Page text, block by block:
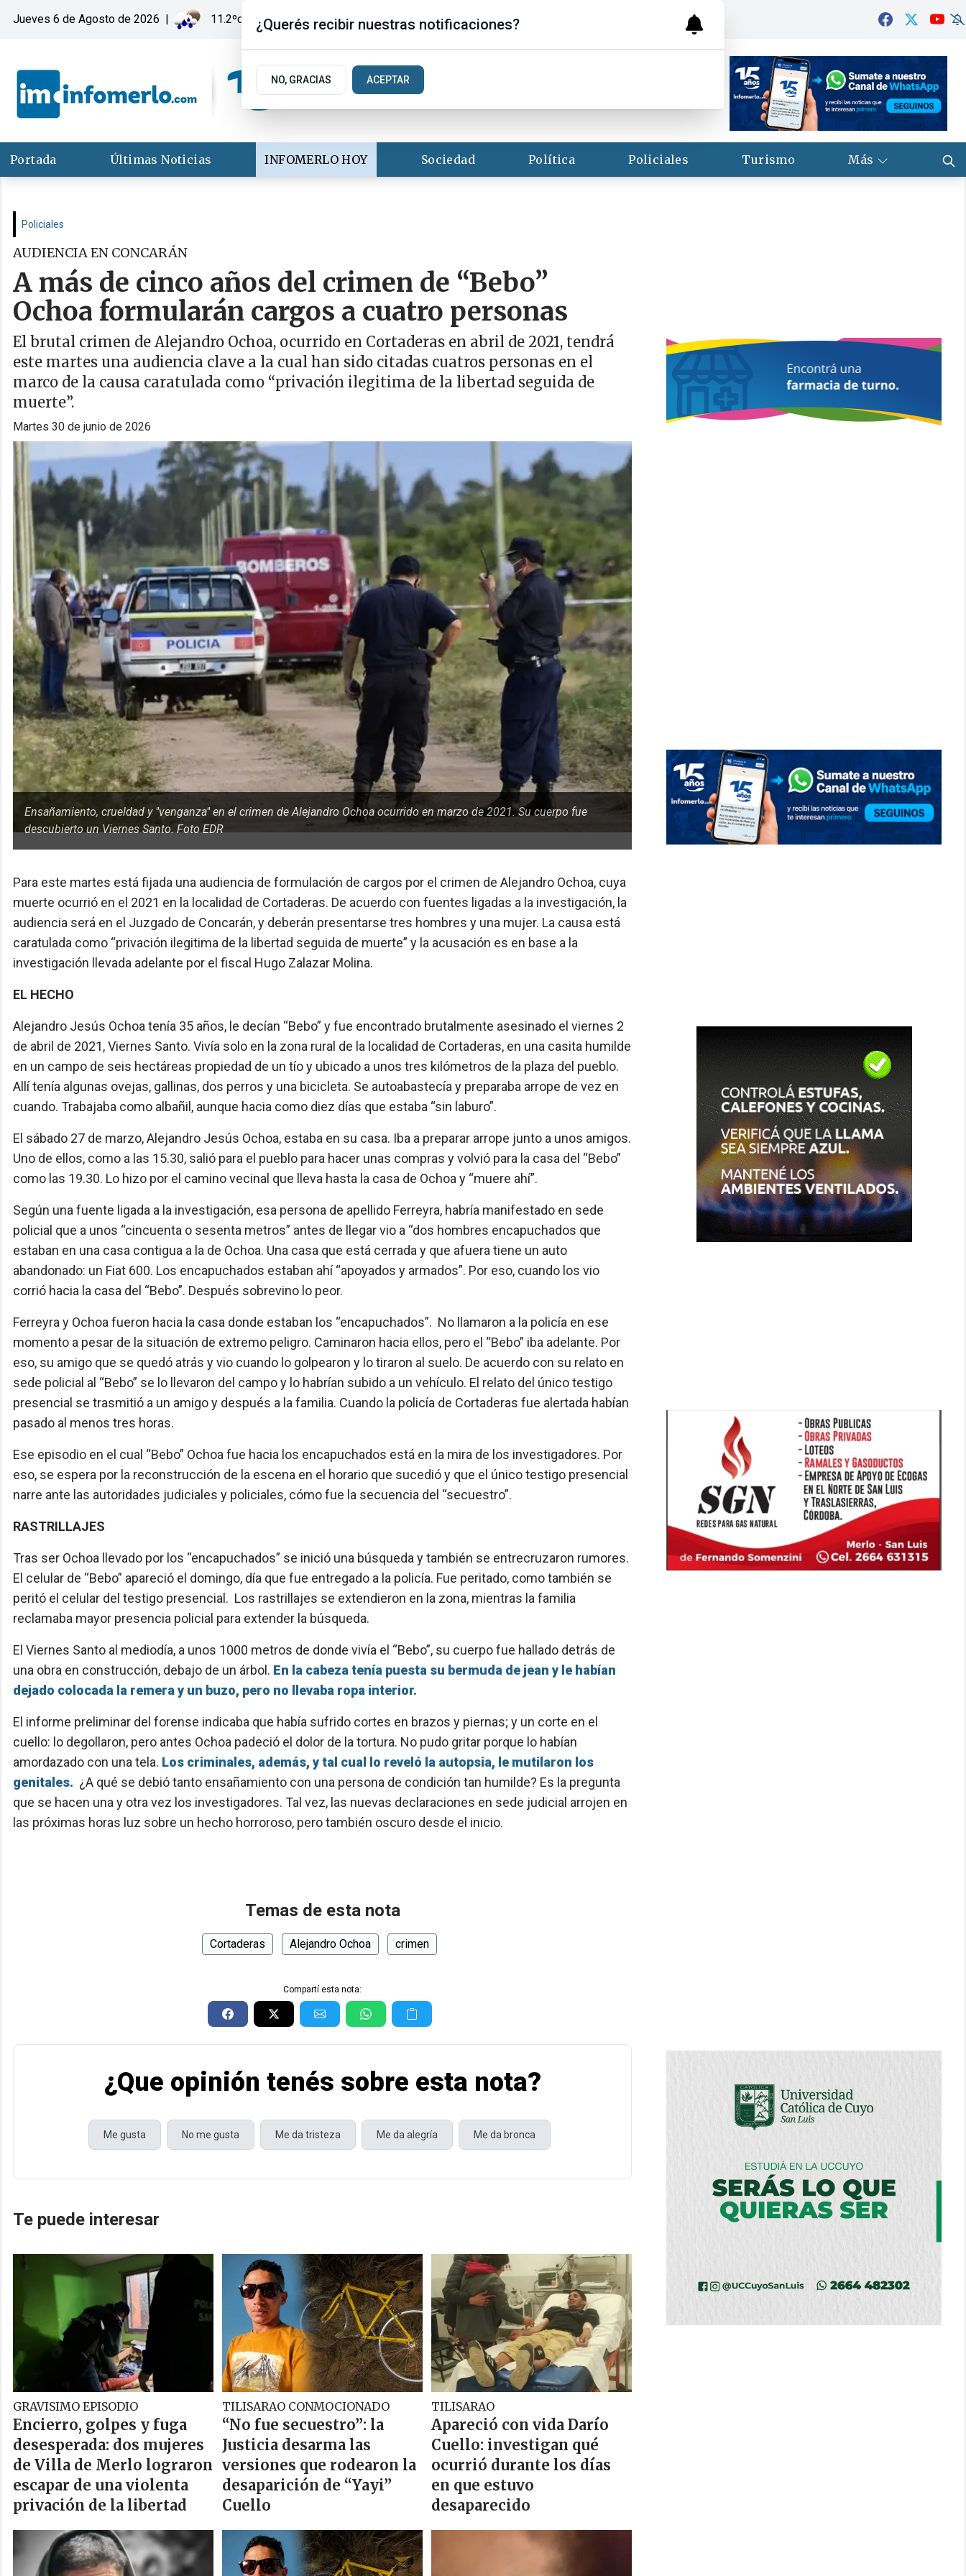
Jueves 6 de Agosto de 2026 | 11.2ºc | Merlo, San Luis
Portada Últimas Noticias INFOMERLO HOY Sociedad Política Policiales Turismo Más
Policiales
AUDIENCIA EN CONCARÁN
A más de cinco años del crimen de “Bebo”
Ochoa formularán cargos a cuatro personas
El brutal crimen de Alejandro Ochoa, ocurrido en Cortaderas en abril de 2021, tendrá
este martes una audiencia clave a la cual han sido citadas cuatros personas en el
marco de la causa caratulada como “privación ilegitima de la libertad seguida de
muerte”.
martes 30 de junio de 2026
Ensañamiento, crueldad y "venganza" en el crimen de Alejandro Ochoa ocurrido en marzo de 2021. Su cuerpo fue
descubierto un Viernes Santo. Foto EDR
Para este martes está fijada una audiencia de formulación de cargos por el crimen de Alejandro Ochoa, cuya
muerte ocurrió en el 2021 en la localidad de Cortaderas. De acuerdo con fuentes ligadas a la investigación, la
audiencia será en el Juzgado de Concarán, y deberán presentarse tres hombres y una mujer. La causa está
caratulada como “privación ilegitima de la libertad seguida de muerte” y la acusación es en base a la
investigación llevada adelante por el fiscal Hugo Zalazar Molina.
EL HECHO
Alejandro Jesús Ochoa tenía 35 años, le decían “Bebo” y fue encontrado brutalmente asesinado el viernes 2
de abril de 2021, Viernes Santo. Vivía solo en la zona rural de la localidad de Cortaderas, en una casita humilde
en un campo de seis hectáreas propiedad de un tío y ubicado a unos tres kilómetros de la plaza del pueblo.
Allí tenía algunas ovejas, gallinas, dos perros y una bicicleta. Se autoabastecía y preparaba arrope de vez en
cuando. Trabajaba como albañil, aunque hacia como diez días que estaba “sin laburo”.
El sábado 27 de marzo, Alejandro Jesús Ochoa, estaba en su casa. Iba a preparar arrope junto a unos amigos.
Uno de ellos, como a las 15.30, salió para el pueblo para hacer unas compras y volvió para la casa del “Bebo”
como las 19.30. Lo hizo por el camino vecinal que lleva hasta la casa de Ochoa y “muere ahí”.
Según una fuente ligada a la investigación, esa persona de apellido Ferreyra, habría manifestado en sede
policial que a unos “cincuenta o sesenta metros” antes de llegar vio a “dos hombres encapuchados que
estaban en una casa contigua a la de Ochoa. Una casa que está cerrada y que afuera tiene un auto
abandonado: un Fiat 600. Los encapuchados estaban ahí “apoyados y armados”. Por eso, cuando los vio
corrió hacia la casa del “Bebo”. Después sobrevino lo peor.
Ferreyra y Ochoa fueron hacia la casa donde estaban los “encapuchados”. No llamaron a la policía en ese
momento a pesar de la situación de extremo peligro. Caminaron hacia ellos, pero el “Bebo” iba adelante. Por
eso, su amigo que se quedó atrás y vio cuando lo golpearon y lo tiraron al suelo. De acuerdo con su relato en
sede policial al “Bebo” se lo llevaron del campo y lo habrían subido a un vehículo. El relato del único testigo
presencial se trasmitió a un amigo y después a la familia. Cuando la policía de Cortaderas fue alertada habían
pasado al menos tres horas.
Ese episodio en el cual “Bebo” Ochoa fue hacia los encapuchados está en la mira de los investigadores. Por
eso, se espera por la reconstrucción de la escena en el horario que sucedió y que el único testigo presencial
narre ante las autoridades judiciales y policiales, cómo fue la secuencia del “secuestro”.
RASTRILLAJES
Tras ser Ochoa llevado por los “encapuchados” se inició una búsqueda y también se entrecruzaron rumores.
El celular de “Bebo” apareció el domingo, día que fue entregado a la policía. Fue peritado, como también se
peritó el celular del testigo presencial. Los rastrillajes se extendieron en la zona, mientras la familia
reclamaba mayor presencia policial para extender la búsqueda.
El Viernes Santo al mediodía, a unos 1000 metros de donde vivía el “Bebo”, su cuerpo fue hallado detrás de
una obra en construcción, debajo de un árbol. En la cabeza tenía puesta su bermuda de jean y le habían
dejado colocada la remera y un buzo, pero no llevaba ropa interior.
El informe preliminar del forense indicaba que había sufrido cortes en brazos y piernas; y un corte en el
cuello: lo degollaron, pero antes Ochoa padeció el dolor de la tortura. No pudo gritar porque lo habían
amordazado con una tela. Los criminales, además, y tal cual lo reveló la autopsia, le mutilaron los
genitales. ¿A qué se debió tanto ensañamiento con una persona de condición tan humilde? Es la pregunta
que se hacen una y otra vez los investigadores. Tal vez, las nuevas declaraciones en sede judicial arrojen en
las próximas horas luz sobre un hecho horroroso, pero también oscuro desde el inicio.
Temas de esta nota
Cortaderas Alejandro Ochoa crimen
Compartí esta nota:
¿Que opinión tenés sobre esta nota?
Me gusta No me gusta Me da tristeza Me da alegría Me da bronca
Te puede interesar
GRAVISIMO EPISODIO
Encierro, golpes y fuga
desesperada: dos mujeres
de Villa de Merlo lograron
escapar de una violenta
privación de la libertad
TILISARAO CONMOCIONADO
“No fue secuestro”: la
Justicia desarma las
versiones que rodearon la
desaparición de “Yayi”
Cuello
TILISARAO
Apareció con vida Darío
Cuello: investigan qué
ocurrió durante los días
en que estuvo
desaparecido
¿Querés recibir nuestras notificaciones?
NO, GRACIAS ACEPTAR